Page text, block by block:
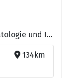
Ärzte: Olav Heringer, Facharzt für Hämatologie und Internistische Onkologie - Dr. med. Markus Klein, Facharzt für Hämatologie und Internistische Onkologie
134km